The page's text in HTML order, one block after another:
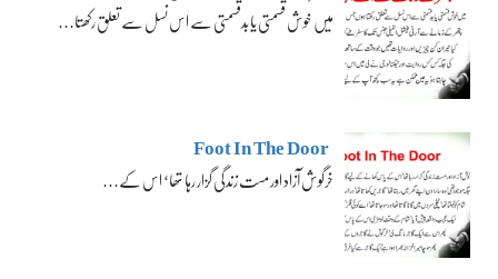
میں خوش قسمتی یا بدقسمتی سے اس نسل سے تعلق رکھتا…
Foot In The Door
خرگوش آزاد اور مست زندگی گزار رہا تھا‘ اس کے…